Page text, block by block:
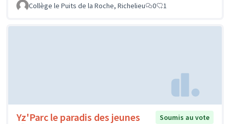
Collège le Puits de la Roche, Richelieu
0 1
Yz'Parc le paradis des jeunes
Soumis au vote